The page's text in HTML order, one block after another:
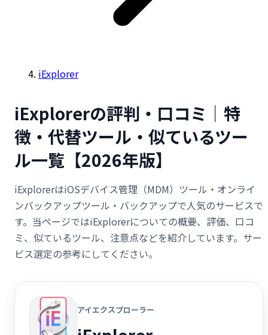
iExplorer
iExplorerの評判・口コミ｜特
徴・代替ツール・似ているツー
ル一覧【2026年版】
iExplorerはiOSデバイス管理（MDM）ツール・オンライ
ンバックアップツール・バックアップで人気のサービスで
す。当ページではiExplorerについての概要、評価、口コ
ミ、似ているツール、注意点などを紹介しています。サー
ビス選定の参考にしてください。
アイエクスプローラー